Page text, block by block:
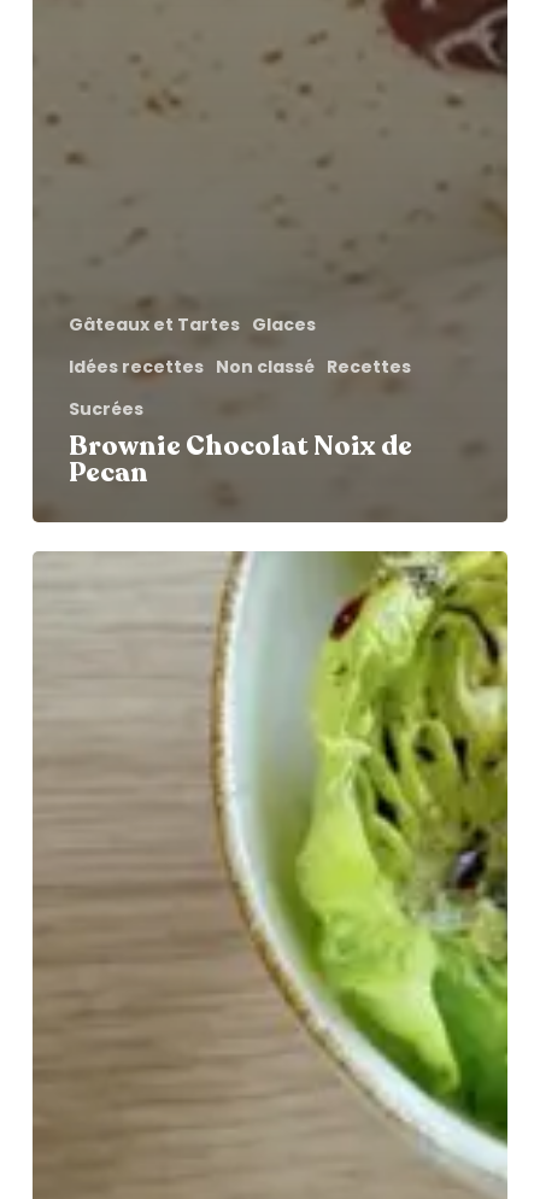
Gâteaux et Tartes Glaces
Idées recettes Non classé Recettes
Sucrées
Brownie Chocolat Noix de
Pecan